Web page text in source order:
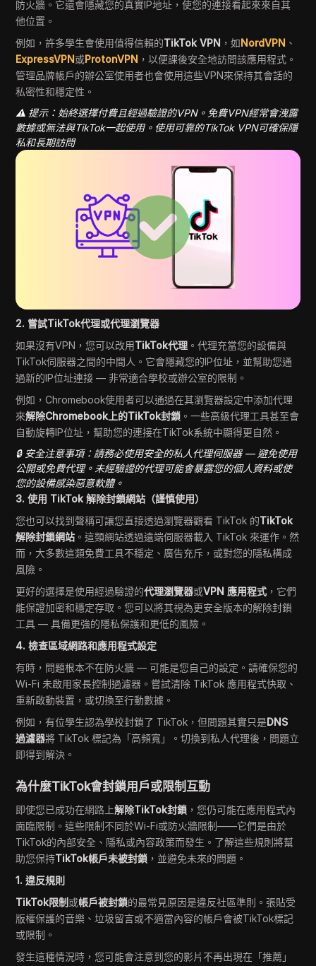
防火牆。它還會隱藏您的真實IP地址，使您的連接看起來來自其
他位置。
例如，許多學生會使用值得信賴的TikTok VPN ，如NordVPN 、
ExpressVPN或ProtonVPN ，以便課後安全地訪問該應用程式。
管理品牌帳戶的辦公室使用者也會使用這些VPN來保持其會話的
私密性和穩定性。
⚠️ 提示：始終選擇付費且經過驗證的VPN。免費VPN經常會洩露
數據或無法與TikTok一起使用。使用可靠的TikTok VPN可確保隱
私和長期訪問
2. 嘗試TikTok代理或代理瀏覽器
如果沒有VPN，您可以改用TikTok代理 。代理充當您的設備與
TikTok伺服器之間的中間人。它會隱藏您的IP位址，並幫助您通
過新的IP位址連接 — 非常適合學校或辦公室的限制。
例如，Chromebook使用者可以通過在其瀏覽器設定中添加代理
來解除Chromebook上的TikTok封鎖 。一些高級代理工具甚至會
自動旋轉IP位址，幫助您的連接在TikTok系統中顯得更自然。
🔒 安全注意事項：請務必使用安全的私人代理伺服器 — 避免使用
公開或免費代理。未經驗證的代理可能會暴露您的個人資料或使
您的設備感染惡意軟體。
3. 使用 TikTok 解除封鎖網站（謹慎使用）
您也可以找到聲稱可讓您直接透過瀏覽器觀看 TikTok 的TikTok
解除封鎖網站 。這類網站透過遠端伺服器載入 TikTok 來運作。然
而，大多數這類免費工具不穩定、廣告充斥，或對您的隱私構成
風險。
更好的選擇是使用經過驗證的代理瀏覽器或VPN 應用程式 ，它們
能保證加密和穩定存取。您可以將其視為更安全版本的解除封鎖
工具 — 具備更強的隱私保護和更低的風險。
4. 檢查區域網路和應用程式設定
有時，問題根本不在防火牆 — 可能是您自己的設定。請確保您的
Wi-Fi 未啟用家長控制過濾器。嘗試清除 TikTok 應用程式快取、
重新啟動裝置，或切換至行動數據。
例如，有位學生認為學校封鎖了 TikTok，但問題其實只是DNS
過濾器將 TikTok 標記為「高頻寬」。切換到私人代理後，問題立
即得到解決。
為什麼TikTok會封鎖用戶或限制互動
即使您已成功在網路上解除TikTok封鎖 ，您仍可能在應用程式內
面臨限制。這些限制不同於Wi-Fi或防火牆限制——它們是由於
TikTok的內部安全、隱私或內容政策而發生。了解這些規則將幫
助您保持TikTok帳戶未被封鎖 ，並避免未來的問題。
1. 違反規則
TikTok限制 或帳戶被封鎖的最常見原因是違反社區準則。張貼受
版權保護的音樂、垃圾留言或不適當內容的帳戶會被TikTok標記
或限制。
發生這種情況時，您可能會注意到您的影片不再出現在「推薦」